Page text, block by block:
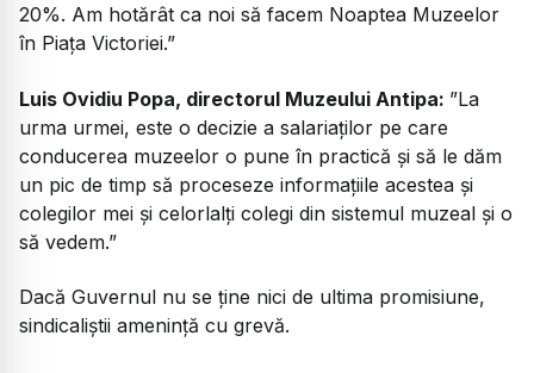
20%. Am hotărât ca noi să facem Noaptea Muzeelor
în Piața Victoriei.”
Luis Ovidiu Popa, directorul Muzeului Antipa: ”La
urma urmei, este o decizie a salariaților pe care
conducerea muzeelor o pune în practică și să le dăm
un pic de timp să proceseze informațiile acestea și
colegilor mei și celorlalți colegi din sistemul muzeal și o
să vedem.”
Dacă Guvernul nu se ține nici de ultima promisiune,
sindicaliștii amenință cu grevă.